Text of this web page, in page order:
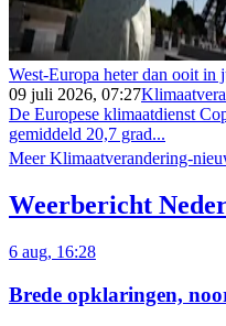
West-Europa heter dan ooit in
09 juli 2026, 07:27
De Europese klimaatdienst
gemiddeld 20,7 grad...
Meer Klimaatverandering-
Weerbericht
6 aug, 16:28
Brede opklaringen,